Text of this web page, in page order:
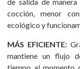
de salida de
cocción, menor
ecológico y
MÁS EFICIENTE:
mantiene un flujo